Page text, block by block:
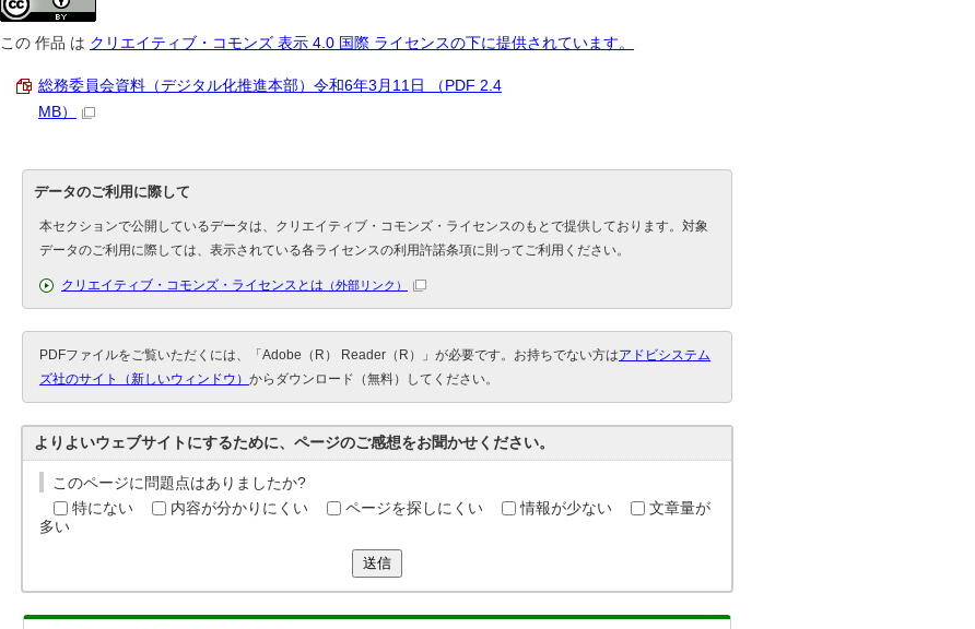
この 作品 は クリエイティブ・コモンズ 表示 4.0 国際 ライセンスの下に提供されています。
総務委員会資料（デジタル化推進本部）令和6年3月11日 （PDF 2.4
MB）
データのご利用に際して
本セクションで公開しているデータは、クリエイティブ・コモンズ・ライセンスのもとで提供しております。対象
データのご利用に際しては、表示されている各ライセンスの利用許諾条項に則ってご利用ください。
クリエイティブ・コモンズ・ライセンスとは （外部リンク）
PDFファイルをご覧いただくには、「Adobe（R） Reader（R）」が必要です。お持ちでない方はアドビシステム
ズ社のサイト（新しいウィンドウ） からダウンロード（無料）してください。
よりよいウェブサイトにするために、ページのご感想をお聞かせください。
このページに問題点はありましたか?
特にない
内容が分かりにくい ページを探しにくい 情報が少ない
文章量が
多い
送信